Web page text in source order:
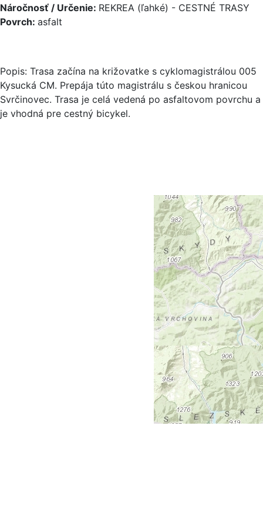
Náročnosť / Určenie: REKREA (ľahké) - CESTNÉ TRASY
Povrch: asfalt
Popis: Trasa začína na križovatke s cyklomagistrálou 005
Kysucká CM. Prepája túto magistrálu s českou hranicou
Svrčinovec. Trasa je celá vedená po asfaltovom povrchu a
je vhodná pre cestný bicykel.